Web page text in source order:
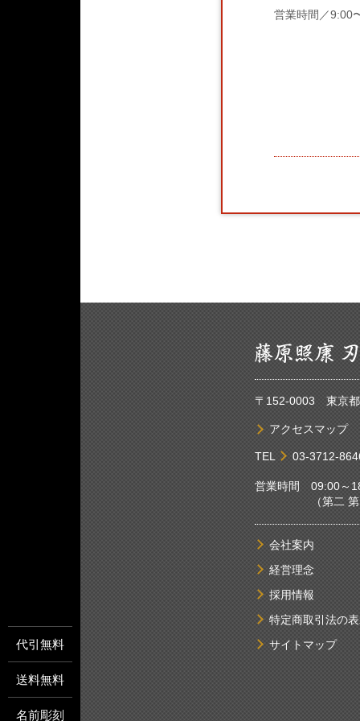
営業時間／9:00
〒152-0003 東京都
アクセスマップ
TEL 03-3712-
営業時間 09:00～
（第二 第四土
会社案内
経営理念
採用情報
特定商取引法の
サイトマップ
代引無料
送料無料
名前彫刻